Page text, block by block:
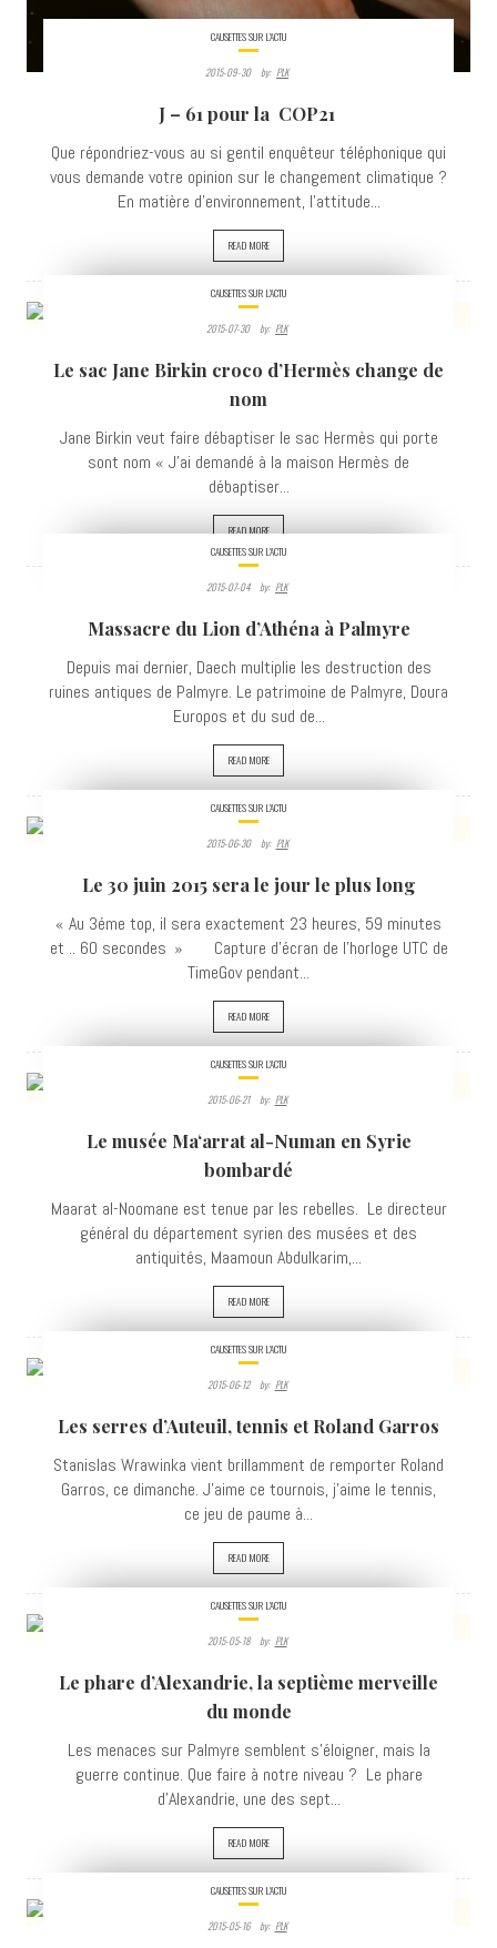
CAUSETTES SUR L'ACTU
2015-09-30 By: PLK
J – 61 pour la COP21
Que répondriez-vous au si gentil enquêteur téléphonique qui
vous demande votre opinion sur le changement climatique ?
En matière d’environnement, l’attitude...
READ MORE
VIEWS
CAUSETTES SUR L'ACTU
2015-07-30 By: PLK
Le sac Jane Birkin croco d’Hermès change de
nom
Jane Birkin veut faire débaptiser le sac Hermès qui porte
sont nom « J’ai demandé à la maison Hermès de
débaptiser...
READ MORE
3308
CAUSETTES SUR L'ACTU
2015-07-04 By: PLK
Massacre du Lion d’Athéna à Palmyre
Depuis mai dernier, Daech multiplie les destruction des
ruines antiques de Palmyre. Le patrimoine de Palmyre, Doura
Europos et du sud de...
READ MORE
CAUSETTES SUR L'ACTU
2015-06-30 By: PLK
Le 30 juin 2015 sera le jour le plus long
« Au 3éme top, il sera exactement 23 heures, 59 minutes
et .. 60 secondes » Capture d'écran de l'horloge UTC de
TimeGov pendant...
READ MORE
CAUSETTES SUR L'ACTU
2015-06-21 By: PLK
Le musée Ma‘arrat al-Numan en Syrie
bombardé
Maarat al-Noomane est tenue par les rebelles. Le directeur
général du département syrien des musées et des
antiquités, Maamoun Abdulkarim,...
READ MORE
VIEWS
CAUSETTES SUR L'ACTU
2015-06-12 By: PLK
Les serres d’Auteuil, tennis et Roland Garros
Stanislas Wrawinka vient brillamment de remporter Roland
Garros, ce dimanche. J'aime ce tournois, j'aime le tennis,
ce jeu de paume à...
READ MORE
VIEWS
CAUSETTES SUR L'ACTU
2015-05-18 By: PLK
Le phare d’Alexandrie, la septième merveille
du monde
Les menaces sur Palmyre semblent s’éloigner, mais la
guerre continue. Que faire à notre niveau ? Le phare
d’Alexandrie, une des sept...
READ MORE
CAUSETTES SUR L'ACTU
2015-05-16 By: PLK